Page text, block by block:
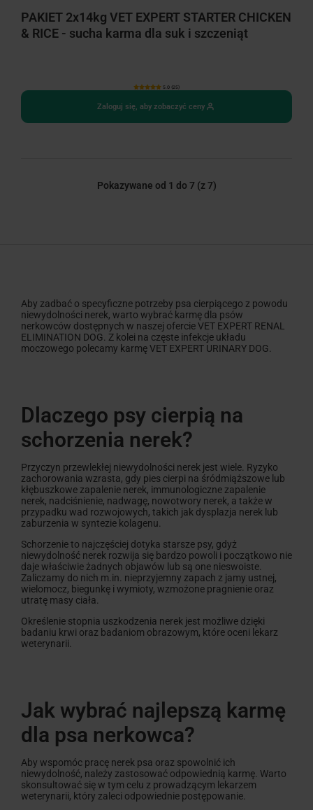
PAKIET 2x14kg VET EXPERT STARTER CHICKEN
& RICE - sucha karma dla suk i szczeniąt
5.0 (25)
Zaloguj się, aby zobaczyć ceny
Pokazywane od 1 do 7 (z 7)
Aby zadbać o specyficzne potrzeby psa cierpiącego z powodu
niewydolności nerek, warto wybrać karmę dla psów
nerkowców dostępnych w naszej ofercie VET EXPERT RENAL
ELIMINATION DOG. Z kolei na częste infekcje układu
moczowego polecamy karmę VET EXPERT URINARY DOG.
Dlaczego psy cierpią na
schorzenia nerek?
Przyczyn przewlekłej niewydolności nerek jest wiele. Ryzyko
zachorowania wzrasta, gdy pies cierpi na śródmiąższowe lub
kłębuszkowe zapalenie nerek, immunologiczne zapalenie
nerek, nadciśnienie, nadwagę, nowotwory nerek, a także w
przypadku wad rozwojowych, takich jak dysplazja nerek lub
zaburzenia w syntezie kolagenu.
Schorzenie to najczęściej dotyka starsze psy, gdyż
niewydolność nerek rozwija się bardzo powoli i początkowo nie
daje właściwie żadnych objawów lub są one nieswoiste.
Zaliczamy do nich m.in. nieprzyjemny zapach z jamy ustnej,
wielomocz, biegunkę i wymioty, wzmożone pragnienie oraz
utratę masy ciała.
Określenie stopnia uszkodzenia nerek jest możliwe dzięki
badaniu krwi oraz badaniom obrazowym, które oceni lekarz
weterynarii.
Jak wybrać najlepszą karmę
dla psa nerkowca?
Aby wspomóc pracę nerek psa oraz spowolnić ich
niewydolność, należy zastosować odpowiednią karmę. Warto
skonsultować się w tym celu z prowadzącym lekarzem
weterynarii, który zaleci odpowiednie postępowanie.